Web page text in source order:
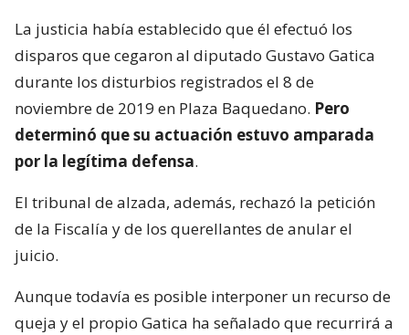
La justicia había establecido que él efectuó los
disparos que cegaron al diputado Gustavo Gatica
durante los disturbios registrados el 8 de
noviembre de 2019 en Plaza Baquedano. Pero
determinó que su actuación estuvo amparada
por la legítima defensa.
El tribunal de alzada, además, rechazó la petición
de la Fiscalía y de los querellantes de anular el
juicio.
Aunque todavía es posible interponer un recurso de
queja y el propio Gatica ha señalado que recurrirá a